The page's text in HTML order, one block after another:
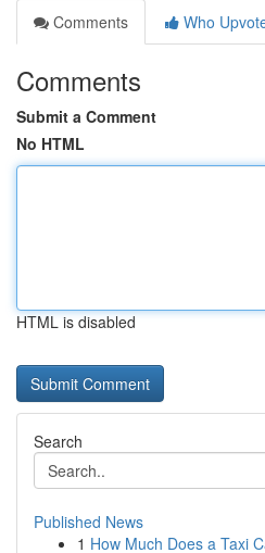
Comments
Who
Comments
Submit a Comment
No HTML
HTML is disabled
Search
Published News
1 How Much Does a Taxi